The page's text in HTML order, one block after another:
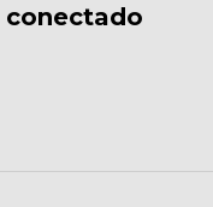
conectado